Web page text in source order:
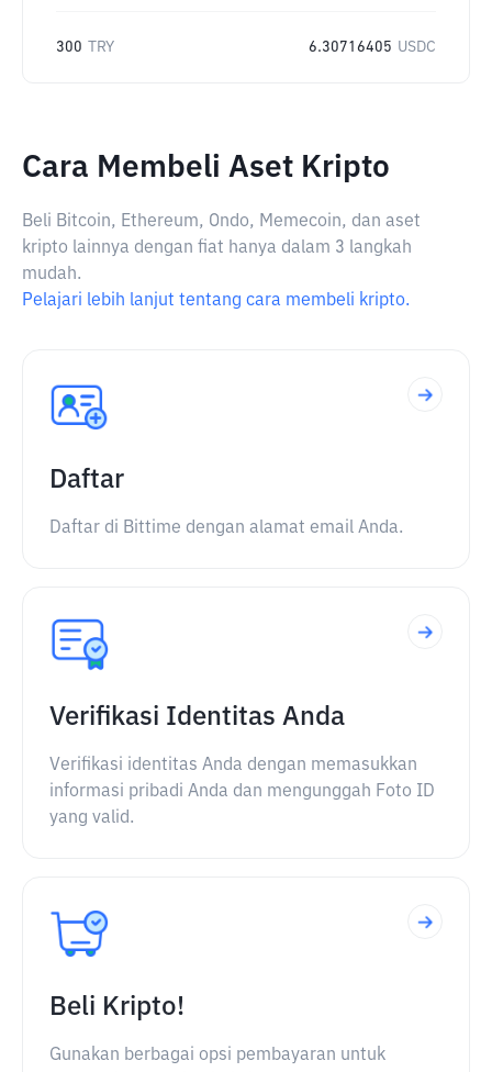
300 TRY 6.30716405 USDC
Cara Membeli Aset Kripto
Beli Bitcoin, Ethereum, Ondo, Memecoin, dan aset
kripto lainnya dengan fiat hanya dalam 3 langkah
mudah.
Pelajari lebih lanjut tentang cara membeli kripto.
Daftar
Daftar di Bittime dengan alamat email Anda.
Verifikasi Identitas Anda
Verifikasi identitas Anda dengan memasukkan
informasi pribadi Anda dan mengunggah Foto ID
yang valid.
Beli Kripto!
Gunakan berbagai opsi pembayaran untuk